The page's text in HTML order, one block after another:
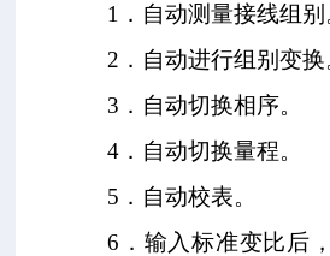
1．自动测量接线组别
2．自动进行组别变换
3．自动切换相序。
4．自动切换量程。
5．自动校表。
6．输入标准变比后